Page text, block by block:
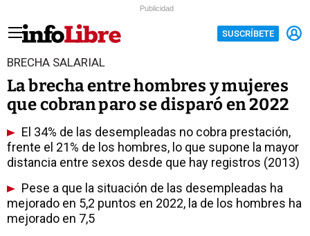
Publicidad
SUSCRÍBETE
BRECHA SALARIAL
La brecha entre hombres y mujeres
que cobran paro se disparó en 2022
El 34% de las desempleadas no cobra prestación,
frente el 21% de los hombres, lo que supone la mayor
distancia entre sexos desde que hay registros (2013)
Pese a que la situación de las desempleadas ha
mejorado en 5,2 puntos en 2022, la de los hombres ha
mejorado en 7,5